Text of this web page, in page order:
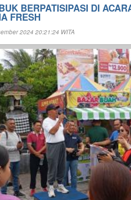
BERPATISIPASI DI
FRESH
2024 20:21:24 WITA